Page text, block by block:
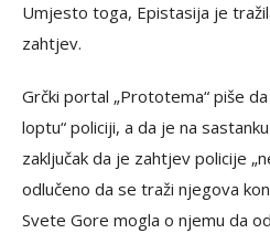
Umjesto toga, Epistasija je
zahtjev.
Grčki portal „Prototema“ piše
loptu“ policiji, a da je na
zaključak da je zahtjev policije
odlučeno da se traži njegova
Svete Gore mogla o njemu da